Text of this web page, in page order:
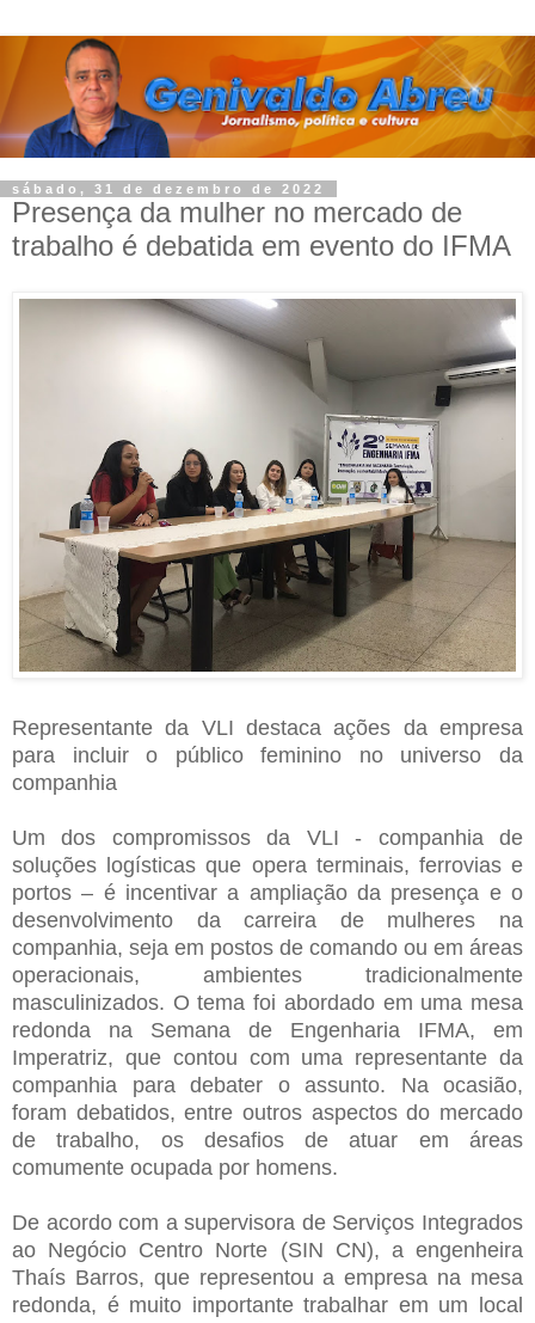
sábado, 31 de dezembro de 2022
Presença da mulher no mercado de
trabalho é debatida em evento do IFMA
Representante da VLI destaca ações da empresa
para incluir o público feminino no universo da
companhia
Um dos compromissos da VLI - companhia de
soluções logísticas que opera terminais, ferrovias e
portos – é incentivar a ampliação da presença e o
desenvolvimento da carreira de mulheres na
companhia, seja em postos de comando ou em áreas
operacionais, ambientes tradicionalmente
masculinizados. O tema foi abordado em uma mesa
redonda na Semana de Engenharia IFMA, em
Imperatriz, que contou com uma representante da
companhia para debater o assunto. Na ocasião,
foram debatidos, entre outros aspectos do mercado
de trabalho, os desafios de atuar em áreas
comumente ocupada por homens.
De acordo com a supervisora de Serviços Integrados
ao Negócio Centro Norte (SIN CN), a engenheira
Thaís Barros, que representou a empresa na mesa
redonda, é muito importante trabalhar em um local